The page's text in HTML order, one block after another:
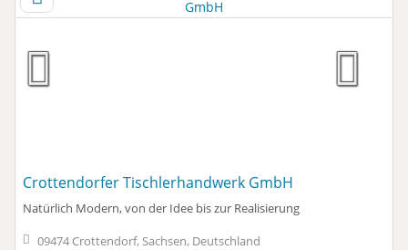
Crottendorfer Tischlerhandwerk GmbH
Natürlich Modern, von der Idee bis zur Realisierung
09474 Crottendorf, Sachsen, Deutschland